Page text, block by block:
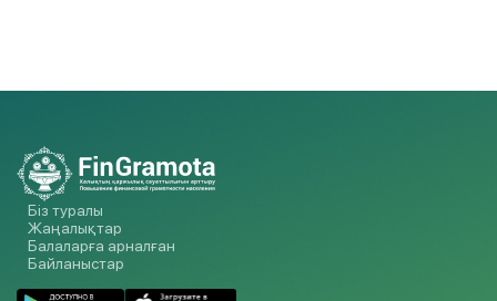
Біз туралы
Жаңалықтар
Балаларға арналған
Байланыстар